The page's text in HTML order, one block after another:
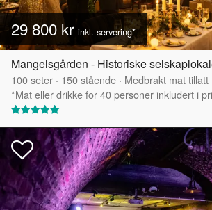
29 800 kr inkl. servering*
Mangelsgården - Historiske
100seter · 150stående · Medbrakt mat tillatt
*Mat eller drikke for 40 personer inkludert i